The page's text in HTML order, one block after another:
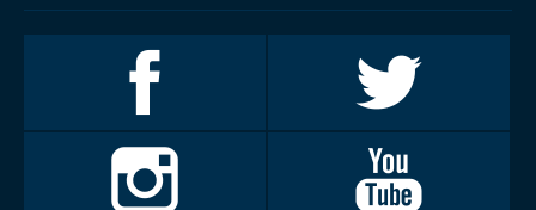
Facebookissa
Twitterissä
Invalidiliitto
Instagramissa
Youtubessa